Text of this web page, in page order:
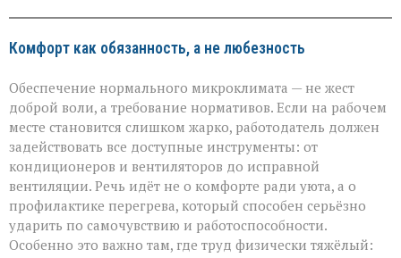
Комфорт как обязанность, а не любезность
Обеспечение нормального микроклимата — не жест
доброй воли, а требование нормативов. Если на рабочем
месте становится слишком жарко, работодатель должен
задействовать все доступные инструменты: от
кондиционеров и вентиляторов до исправной
вентиляции. Речь идёт не о комфорте ради уюта, а о
профилактике перегрева, который способен серьёзно
ударить по самочувствию и работоспособности.
Особенно это важно там, где труд физически тяжёлый: